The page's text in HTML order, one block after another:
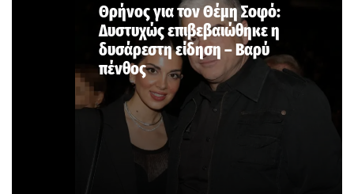
Θρήνος για τον Θέμη Σοφό:
Δυστυχώς επιβεβαιώθηκε η
δυσάρεστη είδηση – Βαρύ
πένθος